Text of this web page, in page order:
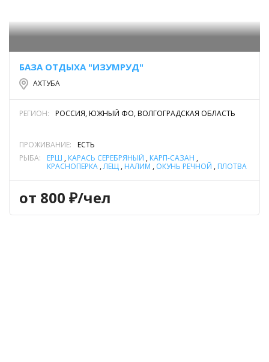
БАЗА ОТДЫХА "ИЗУМРУД"
АХТУБА
РЕГИОН: РОССИЯ, ЮЖНЫЙ ФО, ВОЛГОГРАДСКАЯ ОБЛАСТЬ
ПРОЖИВАНИЕ:
ЕСТЬ
РЫБА:
ЁРШ , КАРАСЬ СЕРЕБРЯНЫЙ , КАРП-САЗАН ,
КРАСНОПЕРКА ,ЛЕЩ , НАЛИМ , ОКУНЬ РЕЧНОЙ , ПЛОТВА
от 800 ₽/чел